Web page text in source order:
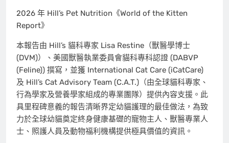
2026 年 Hill’s Pet Nutrition《World of the Kitten
Report》
本報告由 Hill’s 貓科專家 Lisa Restine（獸醫學博士
(DVM)）、美國獸醫執業委員會貓科專科認證 (DABVP
(Feline)) 撰寫，並獲 International Cat Care (iCatCare)
及 Hill’s Cat Advisory Team (C.A.T.)（由全球貓科專家、
行為學家及營養學家組成的專業團隊）提供內容支援。此
具里程碑意義的報告清晰界定幼貓護理的最佳做法，為致
力於全球幼貓奠定終身健康基礎的寵物主人、獸醫專業人
士、照護人員及動物福利機構提供極具價值的資訊。